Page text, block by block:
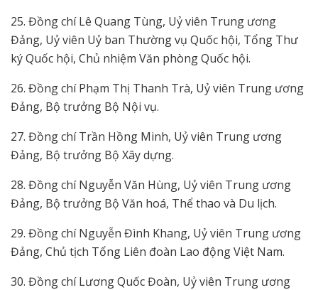
25. Đồng chí Lê Quang Tùng, Uỷ viên Trung ương
Đảng, Uỷ viên Uỷ ban Thường vụ Quốc hội, Tổng Thư
ký Quốc hội, Chủ nhiệm Văn phòng Quốc hội.
26. Đồng chí Phạm Thị Thanh Trà, Uỷ viên Trung ương
Đảng, Bộ trưởng Bộ Nội vụ.
27. Đồng chí Trần Hồng Minh, Uỷ viên Trung ương
Đảng, Bộ trưởng Bộ Xây dựng.
28. Đồng chí Nguyễn Văn Hùng, Uỷ viên Trung ương
Đảng, Bộ trưởng Bộ Văn hoá, Thể thao và Du lịch.
29. Đồng chí Nguyễn Đình Khang, Uỷ viên Trung ương
Đảng, Chủ tịch Tổng Liên đoàn Lao động Việt Nam.
30. Đồng chí Lương Quốc Đoàn, Uỷ viên Trung ương